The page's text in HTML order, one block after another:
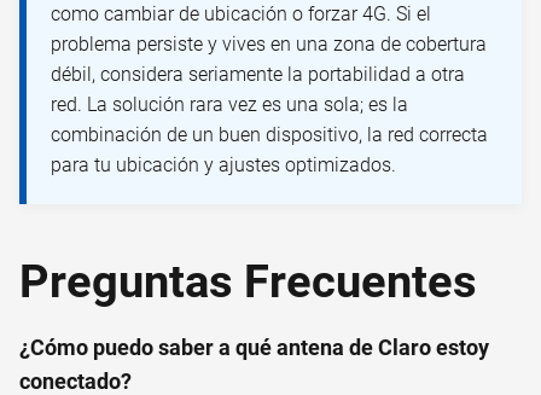
como cambiar de ubicación o forzar 4G. Si el
problema persiste y vives en una zona de cobertura
débil, considera seriamente la portabilidad a otra
red. La solución rara vez es una sola; es la
combinación de un buen dispositivo, la red correcta
para tu ubicación y ajustes optimizados.
Preguntas Frecuentes
¿Cómo puedo saber a qué antena de Claro estoy
conectado?